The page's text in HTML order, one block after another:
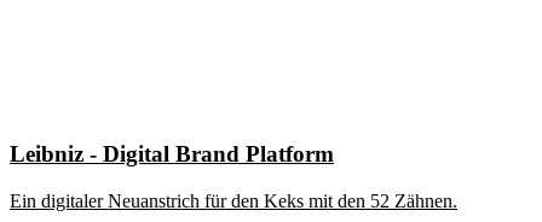
Leibniz - Digital Brand Platform
Ein digitaler Neuanstrich für den Keks mit den 52 Zähnen.